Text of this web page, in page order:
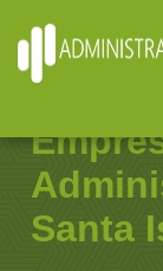
Santa